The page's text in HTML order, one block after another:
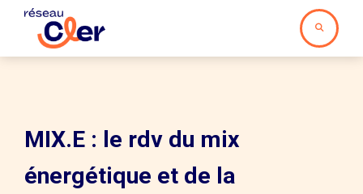
MIX.E : le rdv du mix
énergétique et de la